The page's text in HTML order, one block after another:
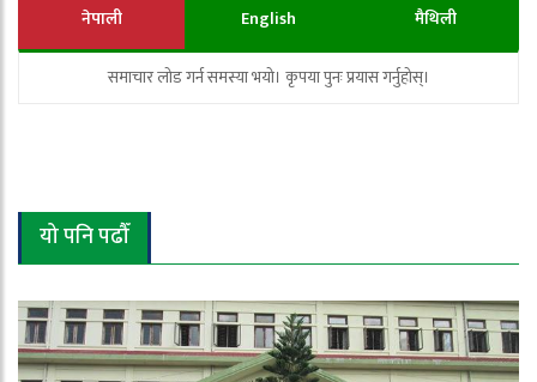
नेपाली English मैथिली
समाचार लोड गर्न समस्या भयो। कृपया पुनः प्रयास गर्नुहोस्।
यो पनि पढौँ